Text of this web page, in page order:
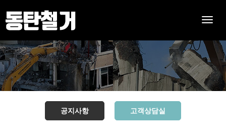
Toggle
공지사항 고객상담실